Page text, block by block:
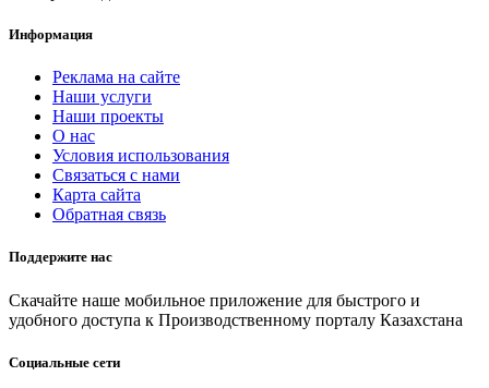
Информация
Реклама на сайте
Наши услуги
Наши проекты
О нас
Условия использования
Связаться с нами
Карта сайта
Обратная связь
Поддержите нас
Скачайте наше мобильное приложение для быстрого и
удобного доступа к Производственному порталу Казахстана
Социальные сети